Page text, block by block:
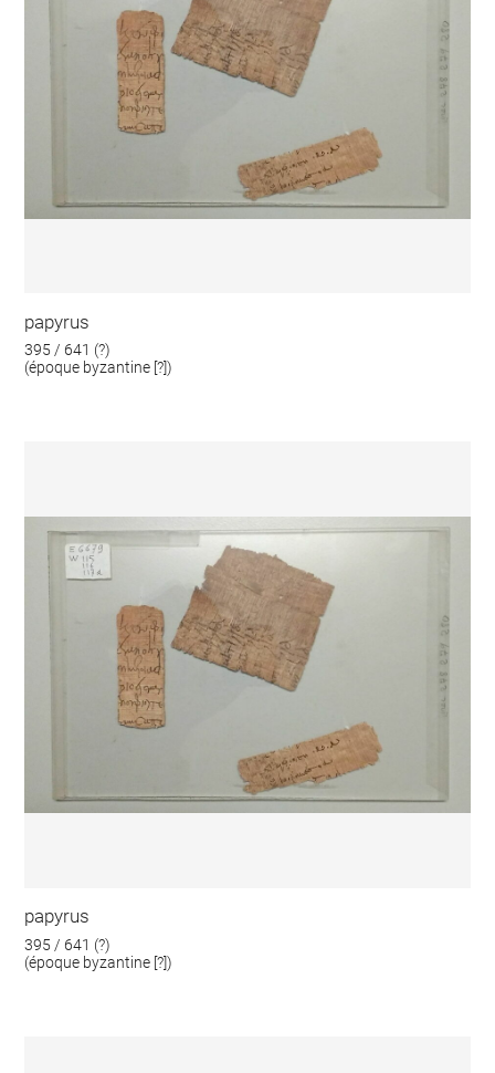
papyrus
395 / 641 (?)
(époque byzantine [?])
papyrus
395 / 641 (?)
(époque byzantine [?])